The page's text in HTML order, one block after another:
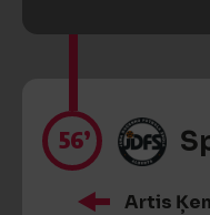
56’
Artis